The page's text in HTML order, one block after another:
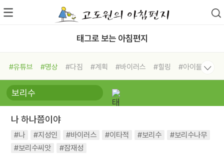
태그로 보는 아침편지
#유튜브 #명상 #다짐 #계획 #바이러스 #힐링
#아이들
#비전캠프
#독서캠프 #삶
#희망
#나눔 #친구 #링컨학교
#독서
#건강 #면역력
나 하나쯤이야
#나 #지성인 #바이러스 #이타적 #보리수
#보리수나무
#보리수씨앗
#잠재성